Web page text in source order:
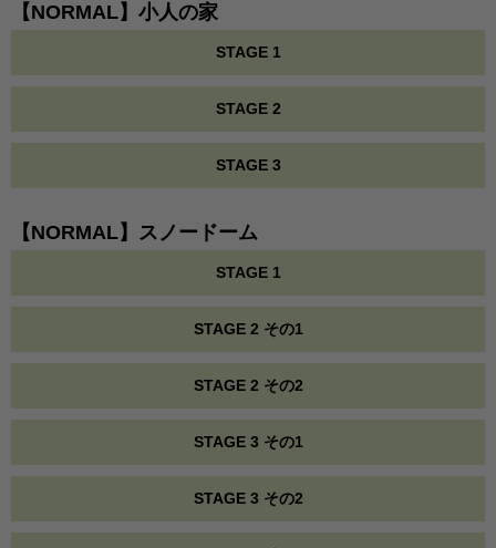
【NORMAL】小人の家
STAGE 1
STAGE 2
STAGE 3
【NORMAL】スノードーム
STAGE 1
STAGE 2 その1
STAGE 2 その2
STAGE 3 その1
STAGE 3 その2